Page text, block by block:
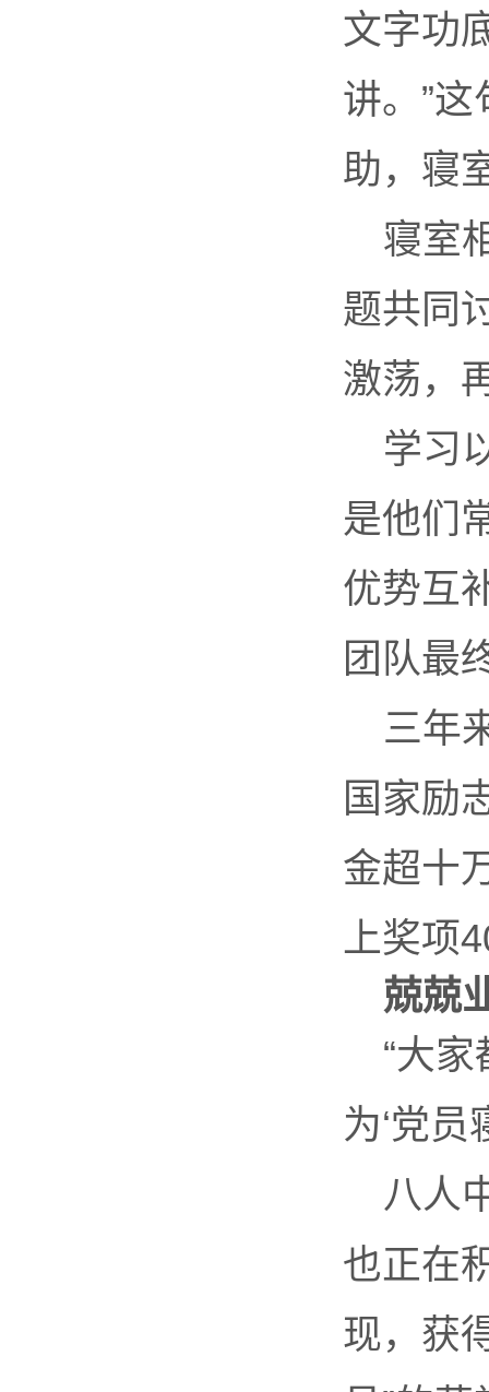
文字功
讲。”
助，寝
寝室
题共同
激荡，
学习
是他们
优势互
团队最
三年
国家励
金超十
上奖项
兢兢
“大
为‘党
八人
也正在
现，获